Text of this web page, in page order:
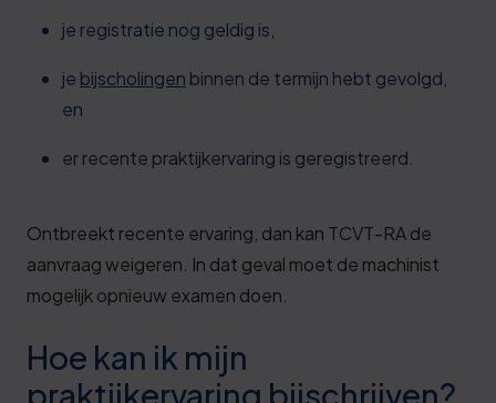
je registratie nog geldig is,
je bijscholingen binnen de termijn hebt gevolgd,
en
er recente praktijkervaring is geregistreerd.
Ontbreekt recente ervaring, dan kan TCVT-RA de
aanvraag weigeren. In dat geval moet de machinist
mogelijk opnieuw examen doen.
Hoe kan ik mijn
praktijkervaring bijschrijven?